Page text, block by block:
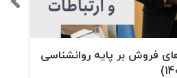
فروش بر پایه روانشناسی